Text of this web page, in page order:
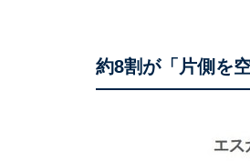
約8割が「片側を